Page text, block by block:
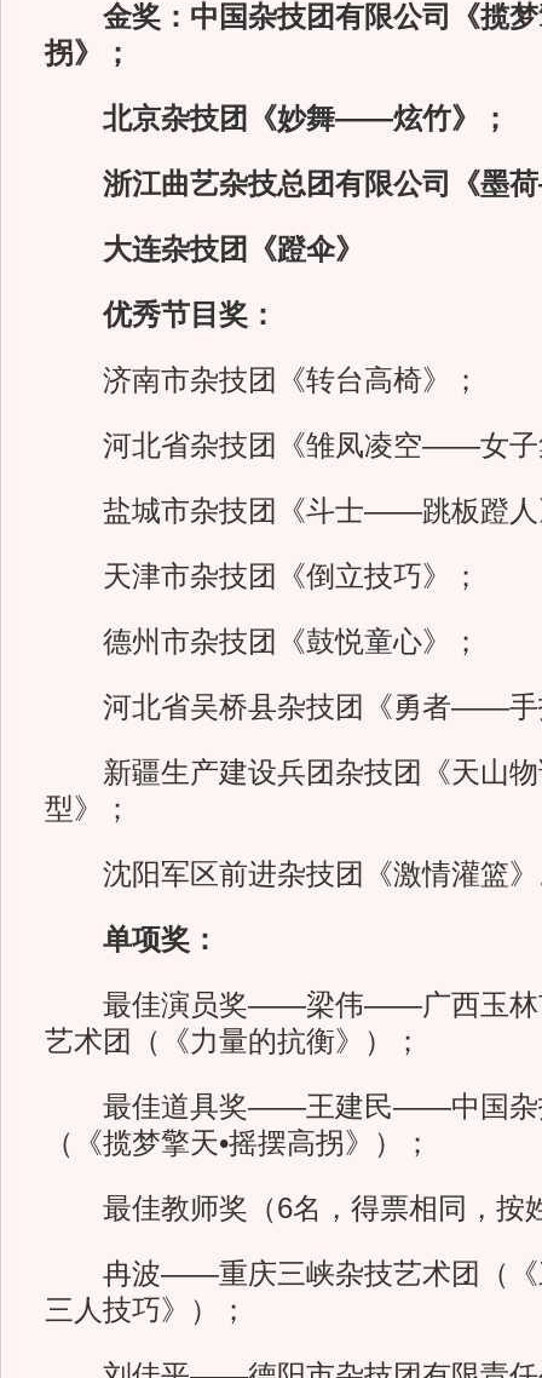
金奖：中国杂技团有限公司《揽
拐》；
北京杂技团《妙舞——炫竹》；
浙江曲艺杂技总团有限公司《墨
大连杂技团《蹬伞》
优秀节目奖：
济南市杂技团《转台高椅》；
河北省杂技团《雏凤凌空——女子
盐城市杂技团《斗士——跳板蹬人
天津市杂技团《倒立技巧》；
德州市杂技团《鼓悦童心》；
河北省吴桥县杂技团《勇者——手
新疆生产建设兵团杂技团《天山
型》；
沈阳军区前进杂技团《激情灌篮》
单项奖：
最佳演员奖——梁伟——广西玉林
艺术团（《力量的抗衡》）；
最佳道具奖——王建民——中国杂
（《揽梦擎天•摇摆高拐》）；
最佳教师奖（6名，得票相同，按
冉波——重庆三峡杂技艺术团（
三人技巧》）；